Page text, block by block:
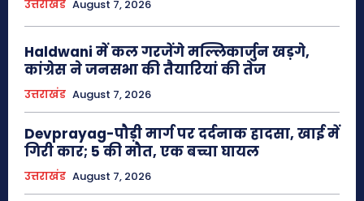
उत्तराखंड August 7, 2026
Haldwani में कल गरजेंगे मल्लिकार्जुन खड़गे,
कांग्रेस ने जनसभा की तैयारियां की तेज
उत्तराखंड August 7, 2026
Devprayag-पौड़ी मार्ग पर दर्दनाक हादसा, खाई में
गिरी कार; 5 की मौत, एक बच्चा घायल
उत्तराखंड August 7, 2026